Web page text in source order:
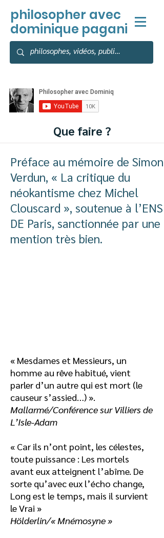
philosopher avec
dominique pagani
Que faire ?
Préface au mémoire de Simon
Verdun, « La critique du
néokantisme chez Michel
Clouscard », soutenue à l’ENS
DE Paris, sanctionnée par une
mention très bien.
« Mesdames et Messieurs, un
homme au rêve habitué, vient
parler d’un autre qui est mort (le
causeur s’assied…) ».
Mallarmé/Conférence sur Villiers de
L’Isle-Adam
« Car ils n’ont point, les célestes,
toute puissance : Les mortels
avant eux atteignent l’abîme. De
sorte qu’avec eux l’écho change,
Long est le temps, mais il survient
le Vrai »
Hölderlin/« Mnémosyne »